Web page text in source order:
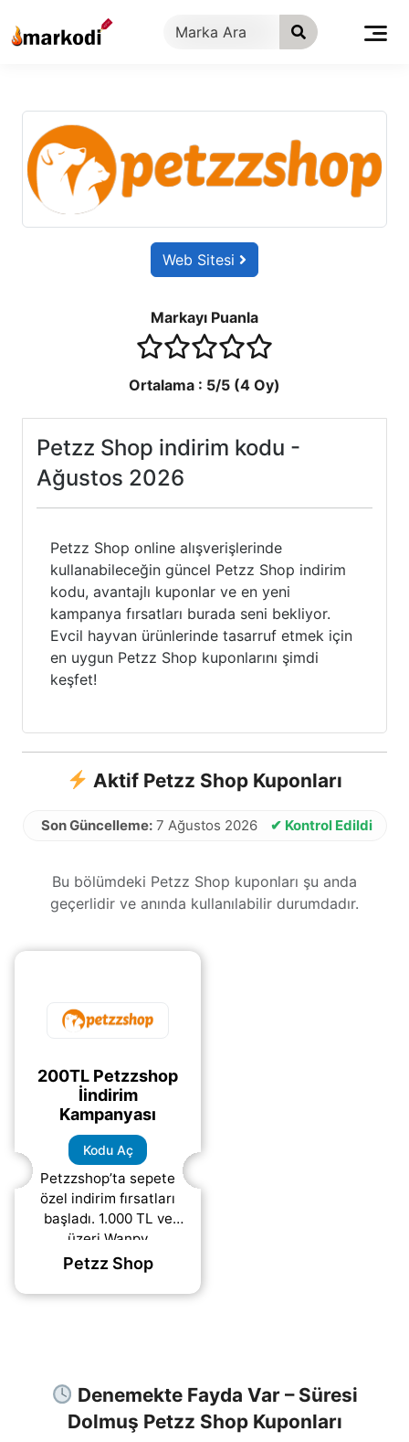
geç
Web Sitesi
Markayı Puanla
4 stars
3 stars
2 stars
1 stars
Ortalama : 5/5 (4 Oy)
Petzz Shop indirim kodu -
Ağustos 2026
Petzz Shop online alışverişlerinde
kullanabileceğin güncel Petzz Shop indirim
kodu, avantajlı kuponlar ve en yeni
kampanya fırsatları burada seni bekliyor.
Evcil hayvan ürünlerinde tasarruf etmek için
en uygun Petzz Shop kuponlarını şimdi
keşfet!
Aktif Petzz Shop Kuponları
Son Güncelleme:7 Ağustos 2026 ✔ Kontrol Edildi
Bu bölümdeki Petzz Shop kuponları şu anda
geçerlidir ve anında kullanılabilir durumdadır.
200TL Petzzshop
İindirim
Kampanyası
Kodu Aç
Petzzshop’ta sepete
özel indirim fırsatları
başladı. 1.000 TL ve
üzeri Wanpy
alışverişlerinizde
sepette 200 TL indirim
avantajı sunuluyor.
Petzz Shop
Denemekte Fayda Var – Süresi
Dolmuş Petzz Shop Kuponları